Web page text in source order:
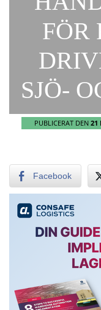
FÖR
SJÖ-
PUBLICERAT DEN 21
Facebook